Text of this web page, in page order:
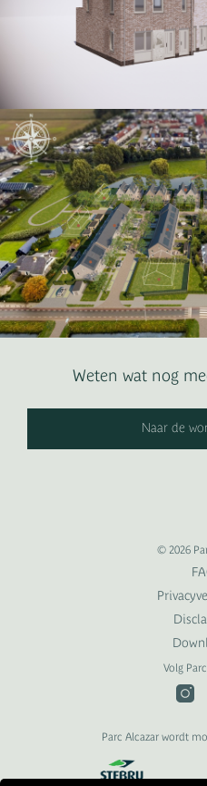
Weten wat nog
Naar de
© 2026
Volg
Parc Alcazar wordt